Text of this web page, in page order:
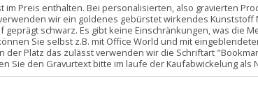
im Preis enthalten. Bei personalisierten, also gravierten
wir ein goldenes gebürstet wirkendes
geprägt schwarz. Es gibt keine Einschränkungen, was die
Sie selbst z.B. mit Office World und mit
der Platz das zulässt verwenden wir die Schriftart
Sie den Gravurtext bitte im laufe der Kaufabwickelung als